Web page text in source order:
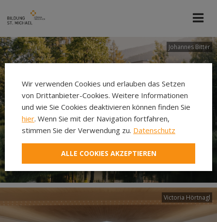
Johannes Bitter
Victoria Hörtnagl
Wir verwenden Cookies und erlauben das Setzen
von Drittanbieter-Cookies. Weitere Informationen
und wie Sie Cookies deaktivieren können finden Sie
hier. Wenn Sie mit der Navigation fortfahren,
stimmen Sie der Verwendung zu. Datenschutz
ALLE COOKIES AKZEPTIEREN